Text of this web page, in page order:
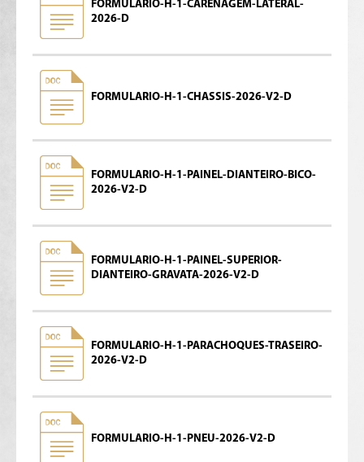
FORMULARIO-H-1-CARENAGEM-LATERAL-
2026-D
FORMULARIO-H-1-CHASSIS-2026-V2-D
FORMULARIO-H-1-PAINEL-DIANTEIRO-BICO-
2026-V2-D
FORMULARIO-H-1-PAINEL-SUPERIOR-
DIANTEIRO-GRAVATA-2026-V2-D
FORMULARIO-H-1-PARACHOQUES-TRASEIRO-
2026-V2-D
FORMULARIO-H-1-PNEU-2026-V2-D